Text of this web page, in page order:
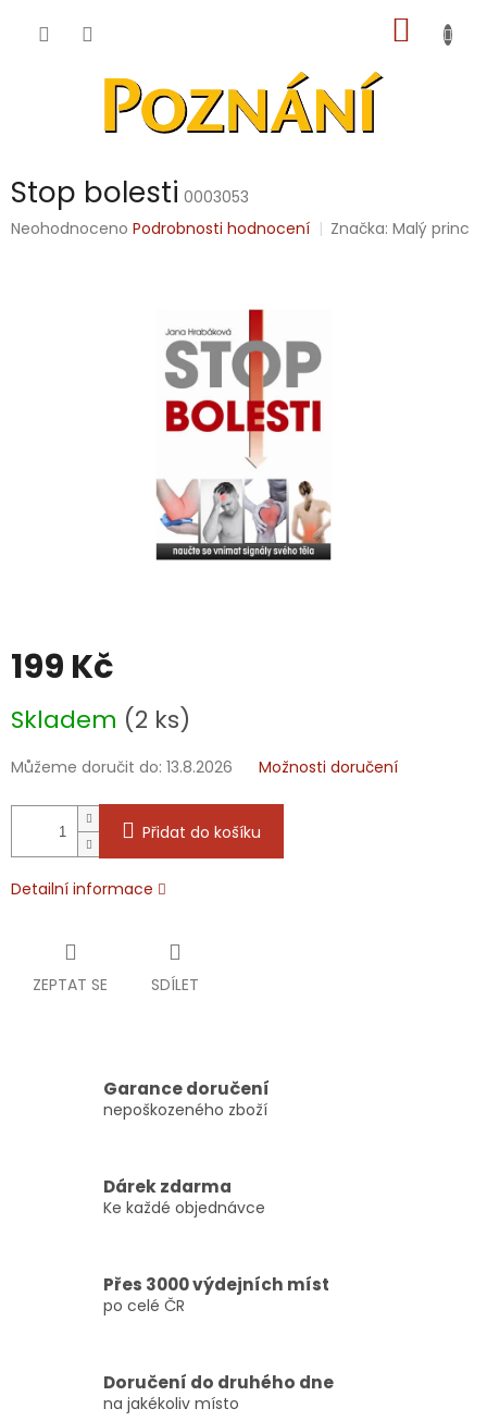
KOŠÍK
Stop bolesti 0003053
Průměrné
Neohodnoceno Podrobnosti hodnocení Značka:Malý princ
199 Kč
cena:
Skladem (2 ks)
Můžeme doručit do: 13.8.2026 Možnosti doručení
Přidat do košíku
Detailní informace
ZEPTAT SE SDÍLET
Garance doručení
nepoškozeného zboží
Dárek zdarma
Ke každé objednávce
Přes 3000 výdejních míst
po celé ČR
Doručení do druhého dne
na jakékoliv místo